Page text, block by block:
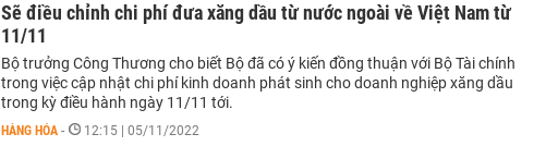
Sẽ điều chỉnh chi phí đưa xăng dầu từ nước ngoài về Việt Nam từ
11/11
Bộ trưởng Công Thương cho biết Bộ đã có ý kiến đồng thuận với Bộ Tài chính
trong việc cập nhật chi phí kinh doanh phát sinh cho doanh nghiệp xăng dầu
trong kỳ điều hành ngày 11/11 tới.
HÀNG HÓA - 12:15 | 05/11/2022